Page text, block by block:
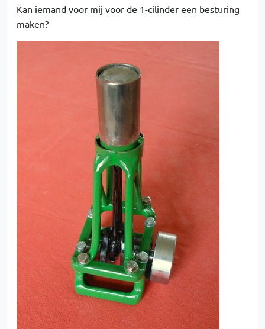
Kan iemand voor mij voor de 1-cilinder een besturing
maken?